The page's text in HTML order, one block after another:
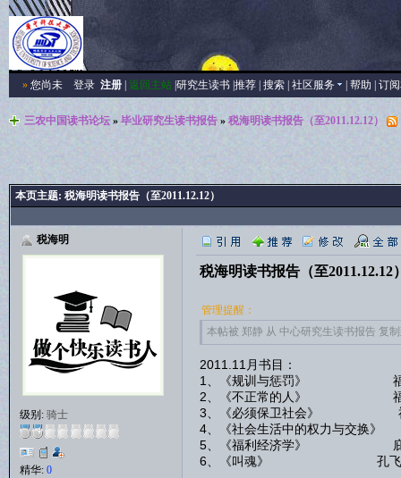
»您尚未 登录 注册| 返回主站| 研究生读书| 推荐| 搜索| 社区服务 帮助 订
三农中国读书论坛» 毕业研究生读书报告» 税海明读书报告（至2011.12.12）
本页主题: 税海明读书报告（至2011.12.12）
税海明
级别: 骑士
精华: 0
税海明读书报告（至2011.12.12
管理提醒：
本帖被 郑静 从 中心研究生读书报告 复
2011.11月书目：
1、《规训与惩罚》 福
2、《不正常的人》 福
3、《必须保卫社会》
4、《社会生活中的权力与交
5、《福利经济学》 庇
6、《叫魂》 孔飞